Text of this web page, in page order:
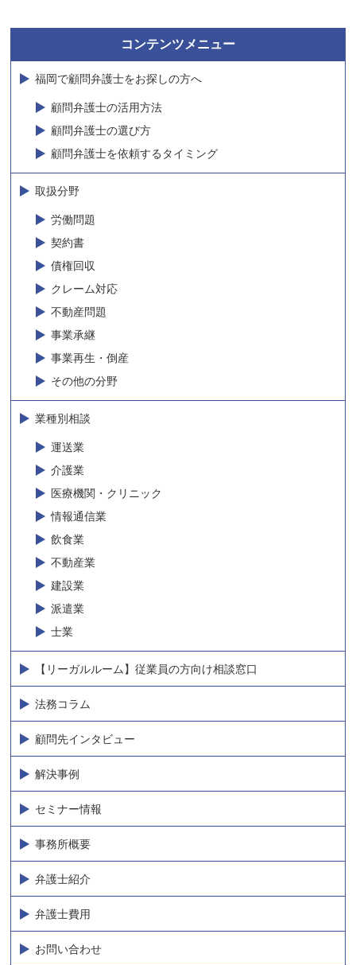
コンテンツメニュー
福岡で顧問弁護士をお探しの方へ
顧問弁護士の活用方法
顧問弁護士の選び方
顧問弁護士を依頼するタイミング
取扱分野
労働問題
契約書
債権回収
クレーム対応
不動産問題
事業承継
事業再生・倒産
その他の分野
業種別相談
運送業
介護業
医療機関・クリニック
情報通信業
飲食業
不動産業
建設業
派遣業
士業
【リーガルルーム】従業員の方向け相談窓口
法務コラム
顧問先インタビュー
解決事例
セミナー情報
事務所概要
弁護士紹介
弁護士費用
お問い合わせ